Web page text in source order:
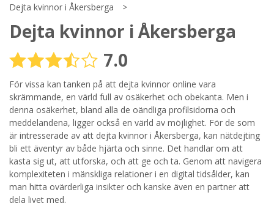
Steg 3
Din mailadress?
Genom att registrera godkänner jag Villkorenoch
Sekretesspolicyn. Jag godkänner att ta emot information och
reklam via e-post från hemsidans operatörer. Jag kan dra
tillbaka godkännande när jag vill.
STARTA NU!
Dejta kvinnor i Åkersberga
Dejta kvinnor i Åkersberga
7.0
För vissa kan tanken på att dejta kvinnor online vara
skrämmande, en värld full av osäkerhet och obekanta. Men i
denna osäkerhet, bland alla de oändliga profilsidorna och
meddelandena, ligger också en värld av möjlighet. För de som
är intresserade av att dejta kvinnor i Åkersberga, kan nätdejting
bli ett äventyr av både hjärta och sinne. Det handlar om att
kasta sig ut, att utforska, och att ge och ta. Genom att navigera
komplexiteten i mänskliga relationer i en digital tidsålder, kan
man hitta ovärderliga insikter och kanske även en partner att
dela livet med.